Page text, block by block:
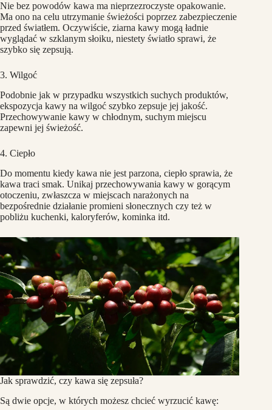
Nie bez powodów kawa ma nieprzezroczyste opakowanie.
Ma ono na celu utrzymanie świeżości poprzez zabezpieczenie
przed światłem. Oczywiście, ziarna kawy mogą ładnie
wyglądać w szklanym słoiku, niestety światło sprawi, że
szybko się zepsują.
3. Wilgoć
Podobnie jak w przypadku wszystkich suchych produktów,
ekspozycja kawy na wilgoć szybko zepsuje jej jakość.
Przechowywanie kawy w chłodnym, suchym miejscu
zapewni jej świeżość.
4. Ciepło
Do momentu kiedy kawa nie jest parzona, ciepło sprawia, że
kawa traci smak. Unikaj przechowywania kawy w gorącym
otoczeniu, zwłaszcza w miejscach narażonych na
bezpośrednie działanie promieni słonecznych czy też w
pobliżu kuchenki, kaloryferów, kominka itd.
Jak sprawdzić, czy kawa się zepsuła?
Są dwie opcje, w których możesz chcieć wyrzucić kawę: